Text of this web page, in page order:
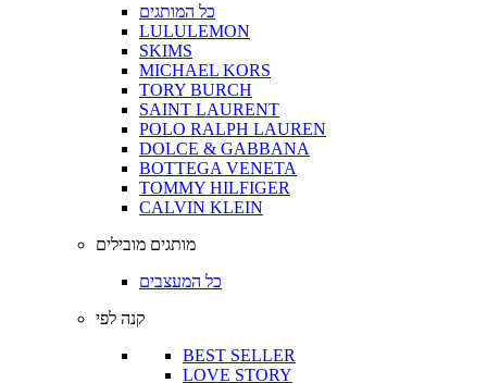
כל המותגים
LULULEMON
SKIMS
MICHAEL KORS
TORY BURCH
SAINT LAURENT
POLO RALPH LAUREN
DOLCE & GABBANA
BOTTEGA VENETA
TOMMY HILFIGER
CALVIN KLEIN
מותגים מובילים
כל המעצבים
קנה לפי
BEST SELLER
LOVE STORY